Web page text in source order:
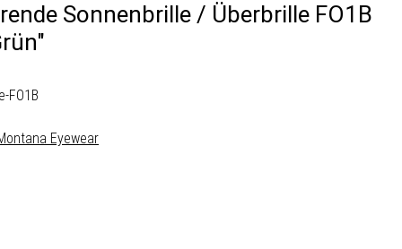
Sonnenbrille / Überbrille FO1B
FO1B
Eyewear